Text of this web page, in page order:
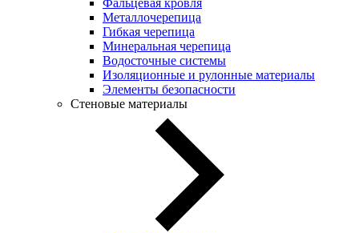
Металлочерепица
Гибкая черепица
Минеральная черепица
Водосточные системы
Изоляционные и рулонные материалы
Элементы безопасности
Стеновые материалы